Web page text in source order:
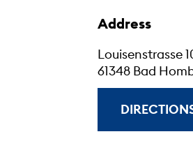
Address
Louisenstrasse
61348 Bad